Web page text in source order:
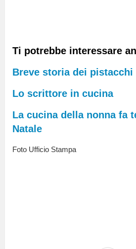
Ti potrebbe interessare
Breve storia dei pistacchi
Lo scrittore in cucina
La cucina della nonna fa
Natale
Foto Ufficio Stampa